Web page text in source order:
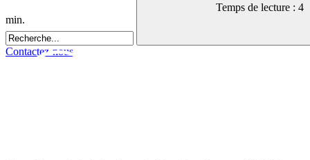
Contactez-nous
Temps de lecture : 4
min.